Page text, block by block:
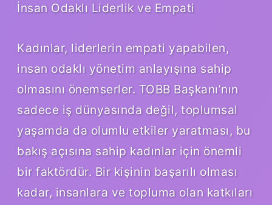
İnsan Odaklı Liderlik ve Empati
Kadınlar, liderlerin empati yapabilen,
insan odaklı yönetim anlayışına sahip
olmasını önemserler. TOBB Başkanı’nın
sadece iş dünyasında değil, toplumsal
yaşamda da olumlu etkiler yaratması, bu
bakış açısına sahip kadınlar için önemli
bir faktördür. Bir kişinin başarılı olması
kadar, insanlara ve topluma olan katkıları